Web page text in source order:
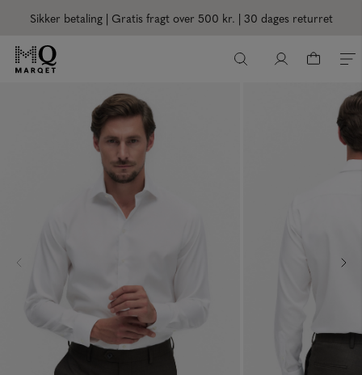
Sikker betaling | Gratis fragt over 500 kr. | 30 dages returret